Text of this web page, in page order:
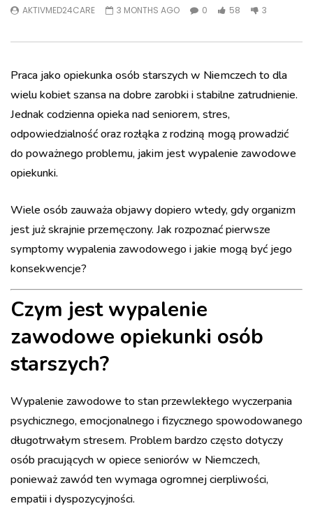
AKTIVMED24CARE 3 MONTHS AGO 0 58 3
Praca jako opiekunka osób starszych w Niemczech to dla
wielu kobiet szansa na dobre zarobki i stabilne zatrudnienie.
Jednak codzienna opieka nad seniorem, stres,
odpowiedzialność oraz rozłąka z rodziną mogą prowadzić
do poważnego problemu, jakim jest wypalenie zawodowe
opiekunki.
Wiele osób zauważa objawy dopiero wtedy, gdy organizm
jest już skrajnie przemęczony. Jak rozpoznać pierwsze
symptomy wypalenia zawodowego i jakie mogą być jego
konsekwencje?
Czym jest wypalenie
zawodowe opiekunki osób
starszych?
Wypalenie zawodowe to stan przewlekłego wyczerpania
psychicznego, emocjonalnego i fizycznego spowodowanego
długotrwałym stresem. Problem bardzo często dotyczy
osób pracujących w opiece seniorów w Niemczech,
ponieważ zawód ten wymaga ogromnej cierpliwości,
empatii i dyspozycyjności.